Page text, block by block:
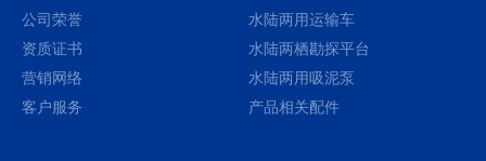
公司荣誉
资质证书
营销网络
客户服务
水陆两用运输车
水陆两栖勘探平台
水陆两用吸泥泵
产品相关配件